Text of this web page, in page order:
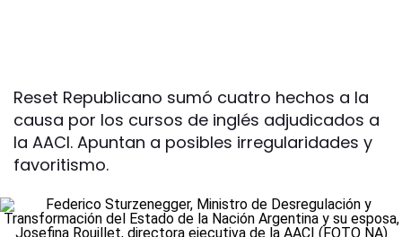
Reset Republicano sumó cuatro hechos a la
causa por los cursos de inglés adjudicados a
la AACI. Apuntan a posibles irregularidades y
favoritismo.